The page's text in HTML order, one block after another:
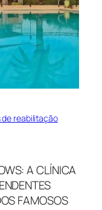
de reabilitação
A CLÍNICA
FAMOSOS